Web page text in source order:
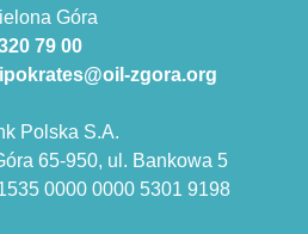
Góra
79 00
zgora.org
Polska S.A.
65-950, ul. Bankowa 5
0000 0000 5301 9198